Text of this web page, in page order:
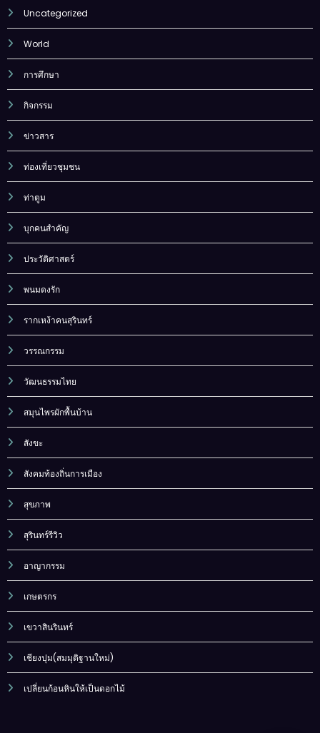
Uncategorized
World
การศึกษา
กิจกรรม
ข่าวสาร
ท่องเที่ยวชุมชน
ท่าตูม
บุกคนสำคัญ
ประวัติศาสตร์
พนมดงรัก
รากเหง้าคนสุรินทร์
วรรณกรรม
วัฒนธรรมไทย
สมุนไพรผักพื้นบ้าน
สังขะ
สังคมท้องถิ่นการเมือง
สุขภาพ
สุรินทร์รีวิว
อาญากรรม
เกษตรกร
เขวาสินรินทร์
เชียงปุม(สมมุติฐานใหม่)
เปลี่ยนก้อนหินให้เป็นดอกไม้